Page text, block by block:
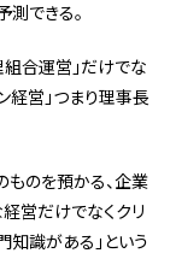
測できる。
合運営」だけでな
経営」つまり理事長
のを預かる、企業
営だけでなくクリ
知識がある」という